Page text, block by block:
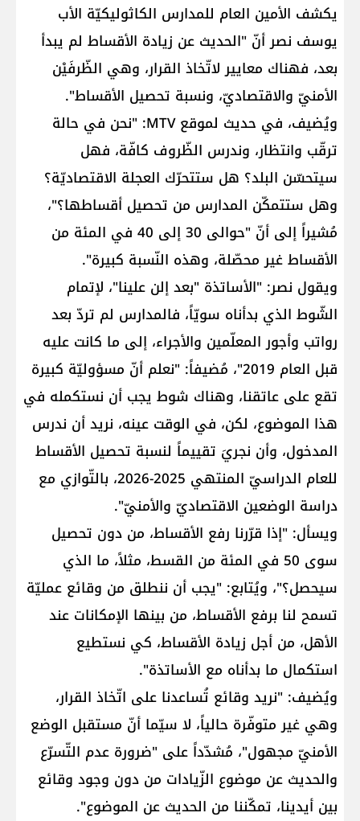
يكشف الأمين العام للمدارس الكاثوليكيّة الأب
يوسف نصر أنّ "الحديث عن زيادة الأقساط لم يبدأ
بعد، فهناك معايير لاتّخاذ القرار، وهي الظّرفَيْن
الأمنيّ والاقتصاديّ، ونسبة تحصيل الأقساط".
ويُضيف، في حديث لموقع MTV: "نحن في حالة
ترقّب وانتظار، وندرس الظّروف كافّة، فهل
سيتحسّن البلد؟ هل ستتحرّك العجلة الاقتصاديّة؟
وهل ستتمكّن المدارس من تحصيل أقساطها؟"،
مُشيراً إلى أنّ "حوالى 30 إلى 40 في المئة من
الأقساط غير محصّلة، وهذه النّسبة كبيرة".
ويقول نصر: "الأساتذة "بعد إلن علينا"، لإتمام
الشّوط الذي بدأناه سويّاً، فالمدارس لم تردّ بعد
رواتب وأجور المعلّمين والأجراء، إلى ما كانت عليه
قبل العام 2019"، مُضيفاً: "نعلم أنّ مسؤوليّة كبيرة
تقع على عاتقنا، وهناك شوط يجب أن نستكمله في
هذا الموضوع، لكن، في الوقت عينه، نريد أن ندرس
المدخول، وأن نجريَ تقييماً لنسبة تحصيل الأقساط
للعام الدراسيّ المنتهي 2025-2026، بالتّوازي مع
دراسة الوضعين الاقتصاديّ والأمنيّ".
ويسأل: "إذا قرّرنا رفع الأقساط، من دون تحصيل
سوى 50 في المئة من القسط، مثلاً، ما الذي
سيحصل؟"، ويُتابع: "يجب أن ننطلق من وقائع عمليّة
تسمح لنا برفع الأقساط، من بينها الإمكانات عند
الأهل، من أجل زيادة الأقساط، كي نستطيع
استكمال ما بدأناه مع الأساتذة".
ويُضيف: "نريد وقائع تُساعدنا على اتّخاذ القرار،
وهي غير متوفّرة حالياً، لا سيّما أنّ مستقبل الوضع
الأمنيّ مجهول"، مُشدّداً على "ضرورة عدم التّسرّع
والحديث عن موضوع الزّيادات من دون وجود وقائع
بين أيدينا، تمكّننا من الحديث عن الموضوع".